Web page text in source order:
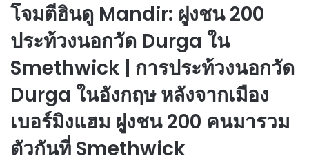
โจมตีฮินดู Mandir: ฝูงชน 200
ประท้วงนอกวัด Durga ใน
Smethwick | การประท้วงนอกวัด
Durga ในอังกฤษ หลังจากเมือง
เบอร์มิงแฮม ฝูงชน 200 คนมารวม
ตัวกันที่ Smethwick